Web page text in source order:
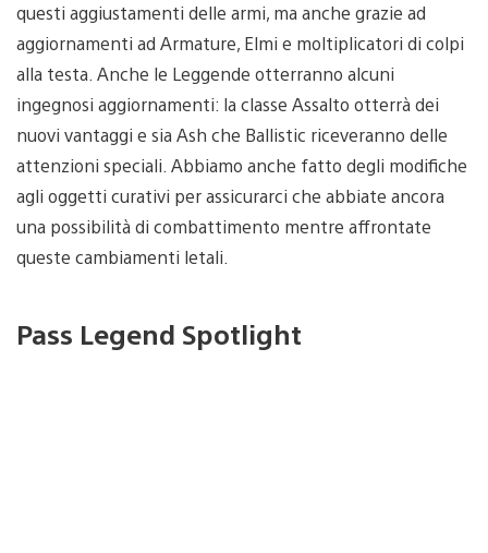
questi aggiustamenti delle armi, ma anche grazie ad
aggiornamenti ad Armature, Elmi e moltiplicatori di colpi
alla testa. Anche le Leggende otterranno alcuni
ingegnosi aggiornamenti: la classe Assalto otterrà dei
nuovi vantaggi e sia Ash che Ballistic riceveranno delle
attenzioni speciali. Abbiamo anche fatto degli modifiche
agli oggetti curativi per assicurarci che abbiate ancora
una possibilità di combattimento mentre affrontate
queste cambiamenti letali.
Pass Legend Spotlight